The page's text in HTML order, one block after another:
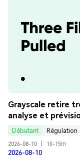
Grayscale retire
analyse et
Débutant
Régulation
2026-08-10
10-15m
2026-08-10